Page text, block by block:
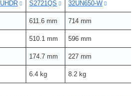
S2721QS 32UN650-W
611.6 mm 714 mm
510.1 mm 596 mm
174.7 mm 227 mm
6.4 kg 8.2 kg